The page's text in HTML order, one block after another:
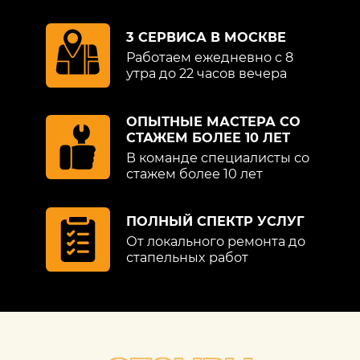
3 СЕРВИСА В МОСКВЕ
Работаем ежедневно с 8
утра до 22 часов вечера
ОПЫТНЫЕ МАСТЕРА СО
СТАЖЕМ БОЛЕЕ 10 ЛЕТ
В команде специалисты со
стажем более 10 лет
ПОЛНЫЙ СПЕКТР УСЛУГ
От локального ремонта до
стапельных работ